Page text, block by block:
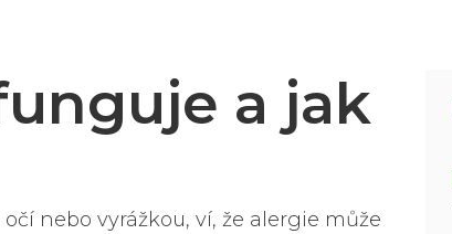
a jak
nebo vyrážkou, ví, že alergie může